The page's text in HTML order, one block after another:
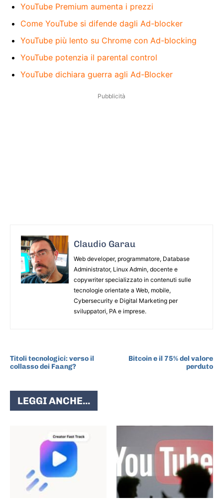
YouTube Premium aumenta i prezzi
Come YouTube si difende dagli Ad-blocker
YouTube più lento su Chrome con Ad-blocking
YouTube potenzia il parental control
YouTube dichiara guerra agli Ad-Blocker
Pubblicità
Claudio Garau
Web developer, programmatore, Database
Administrator, Linux Admin, docente e
copywriter specializzato in contenuti sulle
tecnologie orientate a Web, mobile,
Cybersecurity e Digital Marketing per
sviluppatori, PA e imprese.
Titoli tecnologici: verso il
collasso dei Faang?
Bitcoin e il 75% del valore
perduto
LEGGI ANCHE...